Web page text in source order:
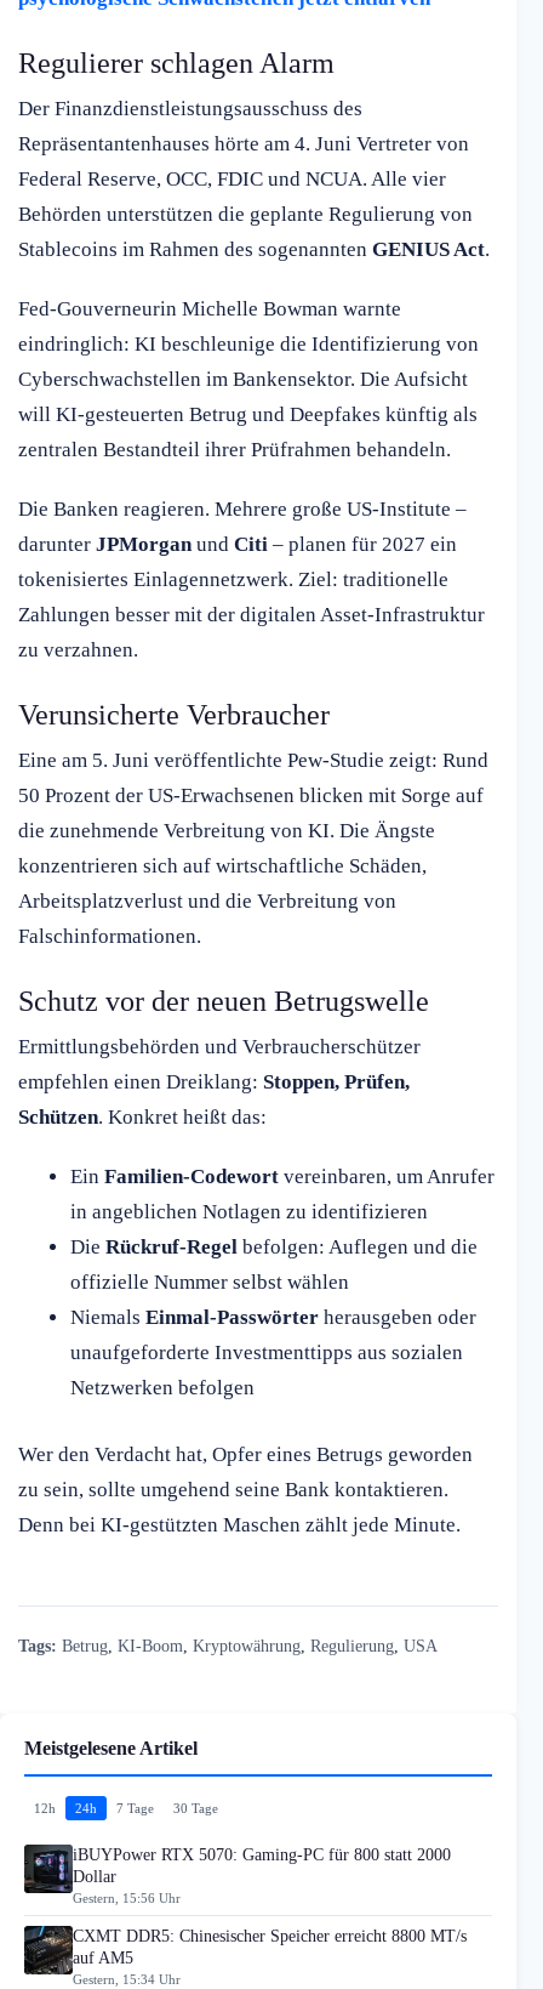
Regulierer schlagen Alarm
Der Finanzdienstleistungsausschuss des
Repräsentantenhauses hörte am 4. Juni Vertreter von
Federal Reserve, OCC, FDIC und NCUA. Alle vier
Behörden unterstützen die geplante Regulierung von
Stablecoins im Rahmen des sogenannten GENIUS Act.
Fed-Gouverneurin Michelle Bowman warnte
eindringlich: KI beschleunige die Identifizierung von
Cyberschwachstellen im Bankensektor. Die Aufsicht
will KI-gesteuerten Betrug und Deepfakes künftig als
zentralen Bestandteil ihrer Prüfrahmen behandeln.
Die Banken reagieren. Mehrere große US-Institute –
darunter JPMorganund Citi – planen für 2027 ein
tokenisiertes Einlagennetzwerk. Ziel: traditionelle
Zahlungen besser mit der digitalen Asset-Infrastruktur
zu verzahnen.
Verunsicherte Verbraucher
Eine am 5. Juni veröffentlichte Pew-Studie zeigt: Rund
50 Prozent der US-Erwachsenen blicken mit Sorge auf
die zunehmende Verbreitung von KI. Die Ängste
konzentrieren sich auf wirtschaftliche Schäden,
Arbeitsplatzverlust und die Verbreitung von
Falschinformationen.
Schutz vor der neuen Betrugswelle
Ermittlungsbehörden und Verbraucherschützer
empfehlen einen Dreiklang: Stoppen, Prüfen,
Schützen. Konkret heißt das:
Ein Familien-Codewortvereinbaren, um Anrufer
in angeblichen Notlagen zu identifizieren
Die Rückruf-Regelbefolgen: Auflegen und die
offizielle Nummer selbst wählen
Niemals Einmal-Passwörterherausgeben oder
unaufgeforderte Investmenttipps aus sozialen
Netzwerken befolgen
Wer den Verdacht hat, Opfer eines Betrugs geworden
zu sein, sollte umgehend seine Bank kontaktieren.
Denn bei KI-gestützten Maschen zählt jede Minute.
Tags: Betrug KI-Boom Kryptowährung Regulierung USA
Meistgelesene Artikel
12h 24h 7 Tage 30 Tage
iBUYPower RTX 5070: Gaming-PC für 800 statt 2000
Dollar
Gestern, 15:56 Uhr
CXMT DDR5: Chinesischer Speicher erreicht 8800 MT/s
auf AM5
Gestern, 15:34 Uhr